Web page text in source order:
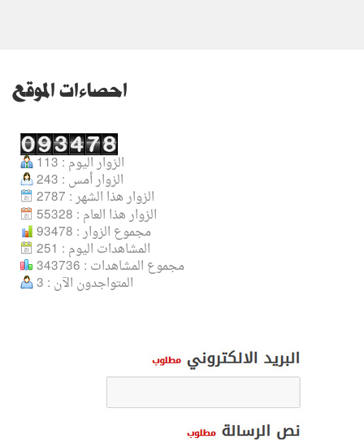
احصاءات الموقع
الزوار اليوم : 113
الزوار أمس : 243
الزوار هذا الشهر : 2787
الزوار هذا العام : 55328
مجموع الزوار : 93478
المشاهدات اليوم : 251
مجموع المشاهدات : 343736
المتواجدون الآن : 3